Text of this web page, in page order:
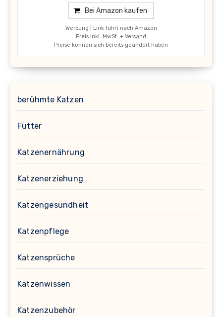
Bei Amazon kaufen
Werbung | Link führt nach Amazon
Preis inkl. MwSt. + Versand
Preise können sich bereits geändert haben
berühmte Katzen
Futter
Katzenernährung
Katzenerziehung
Katzengesundheit
Katzenpflege
Katzensprüche
Katzenwissen
Katzenzubehör